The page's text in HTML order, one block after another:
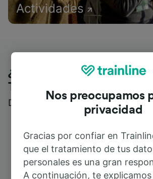
Actividades
¿Qué piensan nuestros
Trainline?
Descubre reseñas reales de
Nos preocupamos
privacidad
Gracias por confiar en
que el tratamiento de tus
personales es una gran
A continuación, te